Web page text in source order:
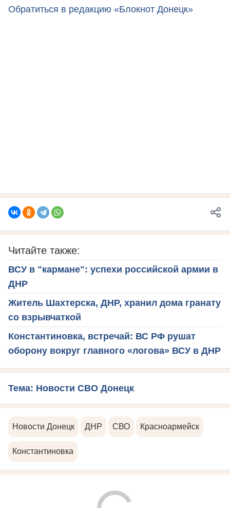
Обратиться в редакцию «Блокнот Донецк»
Читайте также:
ВСУ в "кармане": успехи российской армии в
ДНР
Житель Шахтерска, ДНР, хранил дома гранату
со взрывчаткой
Константиновка, встречай: ВС РФ рушат
оборону вокруг главного «логова» ВСУ в ДНР
Тема: Новости СВО Донецк
Новости Донецк ДНР СВО Красноармейск
Константиновка